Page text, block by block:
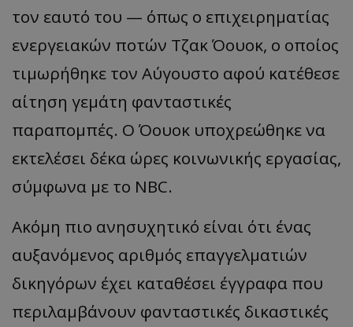
τον εαυτό του — όπως ο επιχειρηματίας
ενεργειακών ποτών Τζακ Όουοκ, ο οποίος
τιμωρήθηκε τον Αύγουστο αφού κατέθεσε
αίτηση γεμάτη φανταστικές
παραπομπές. Ο Όουοκ υποχρεώθηκε να
εκτελέσει δέκα ώρες κοινωνικής εργασίας,
σύμφωνα με το NBC.
Ακόμη πιο ανησυχητικό είναι ότι ένας
αυξανόμενος αριθμός επαγγελματιών
δικηγόρων έχει καταθέσει έγγραφα που
περιλαμβάνουν φανταστικές δικαστικές